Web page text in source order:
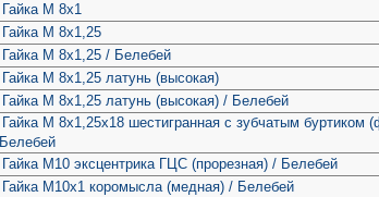
Гайка М 8х1
Гайка М 8х1,25
Гайка М 8х1,25 / Белебей
Гайка М 8х1,25 латунь (высокая)
Гайка М 8х1,25 латунь (высокая) / Белебей
Гайка М 8х1,25х18 шестигранная с зубчатым буртиком
Белебей
Гайка М10 эксцентрика ГЦС (прорезная) / Белебей
Гайка М10х1 коромысла (медная) / Белебей